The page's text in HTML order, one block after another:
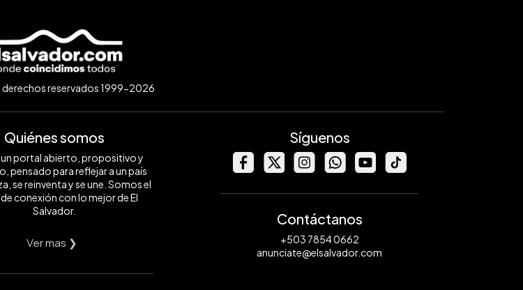
derechos reservados 1999-2026
Quiénes somos
portal abierto, propositivo y
pensado para reflejar a un país
se reinventa y se une. Somos el
conexión con lo mejor de El
Salvador.
Ver mas ❯
Síguenos
Contáctanos
+503 7854 0662
anunciate@elsalvador.com